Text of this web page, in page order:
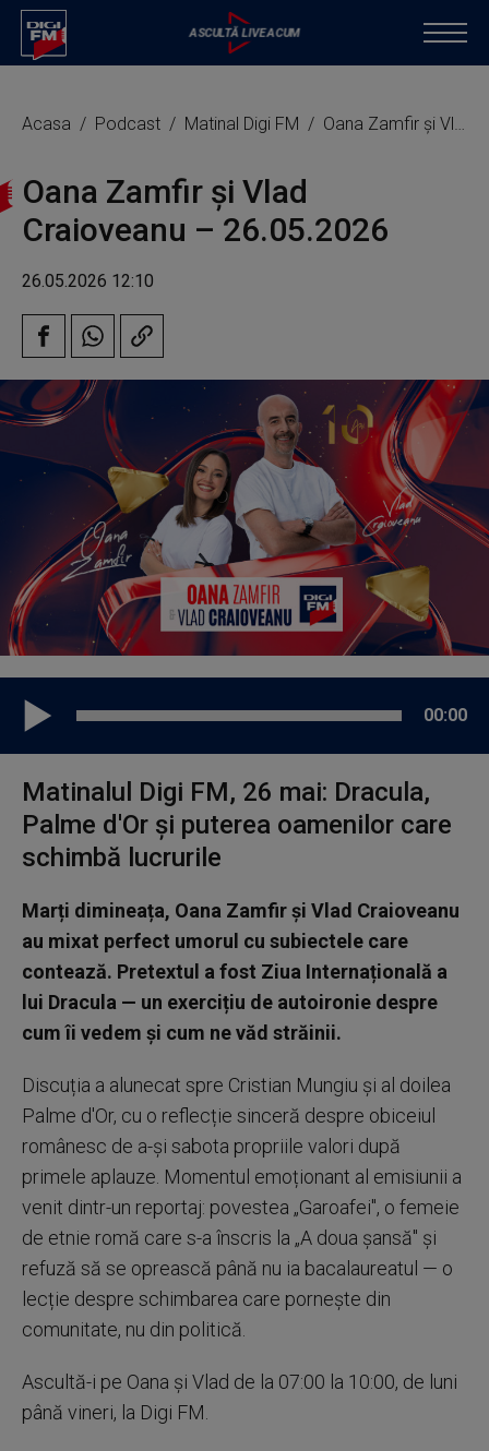
Acasa Podcast Matinal Digi FM Oana Zamfir și Vlad Craioveanu – 26.05.2026
Oana Zamfir și Vlad
Craioveanu – 26.05.2026
26.05.2026 12:10
00:00
Matinalul Digi FM, 26 mai: Dracula,
Palme d'Or și puterea oamenilor care
schimbă lucrurile
Marți dimineața, Oana Zamfir și Vlad Craioveanu
au mixat perfect umorul cu subiectele care
contează. Pretextul a fost Ziua Internațională a
lui Dracula — un exercițiu de autoironie despre
cum îi vedem și cum ne văd străinii.
Discuția a alunecat spre Cristian Mungiu și al doilea
Palme d'Or, cu o reflecție sinceră despre obiceiul
românesc de a-și sabota propriile valori după
primele aplauze. Momentul emoționant al emisiunii a
venit dintr-un reportaj: povestea „Garoafei", o femeie
de etnie romă care s-a înscris la „A doua șansă" și
refuză să se oprească până nu ia bacalaureatul — o
lecție despre schimbarea care pornește din
comunitate, nu din politică.
Ascultă-i pe Oana și Vlad de la 07:00 la 10:00, de luni
până vineri, la Digi FM.